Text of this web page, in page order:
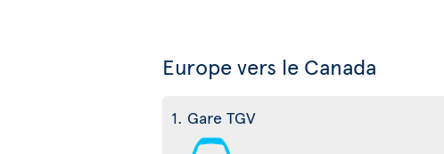
Europe vers le Canada
1. Gare TGV